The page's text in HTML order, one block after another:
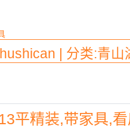
| 分类:青山
平精装,带家具,